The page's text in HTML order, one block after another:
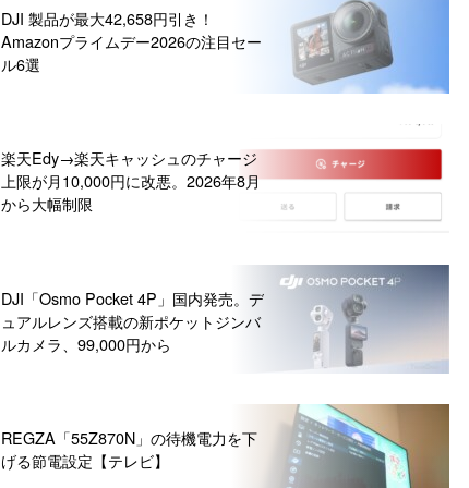
DJI 製品が最大42,658円引き！
Amazonプライムデー2026の注目セー
ル6選
楽天Edy→楽天キャッシュのチャージ
上限が月10,000円に改悪。2026年8月
から大幅制限
DJI「Osmo Pocket 4P」国内発売。デ
ュアルレンズ搭載の新ポケットジンバ
ルカメラ、99,000円から
REGZA「55Z870N」の待機電力を下
げる節電設定【テレビ】